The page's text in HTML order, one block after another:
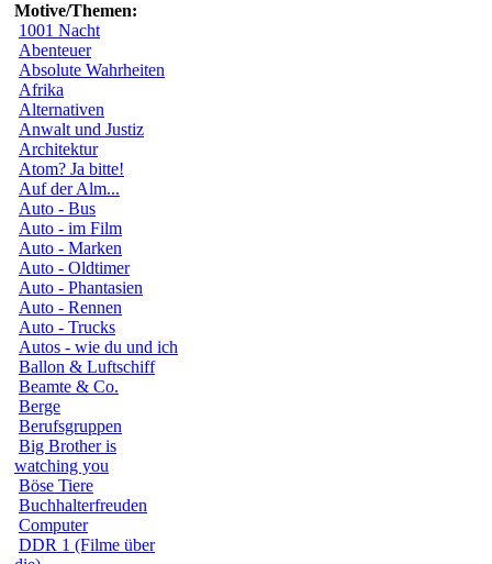
Motive/Themen:
1001 Nacht
Abenteuer
Absolute Wahrheiten
Afrika
Alternativen
Anwalt und Justiz
Architektur
Atom? Ja bitte!
Auf der Alm...
Auto - Bus
Auto - im Film
Auto - Marken
Auto - Oldtimer
Auto - Phantasien
Auto - Rennen
Auto - Trucks
Autos - wie du und ich
Ballon & Luftschiff
Beamte & Co.
Berge
Berufsgruppen
Big Brother is
watching you
Böse Tiere
Buchhalterfreuden
Computer
DDR 1 (Filme über